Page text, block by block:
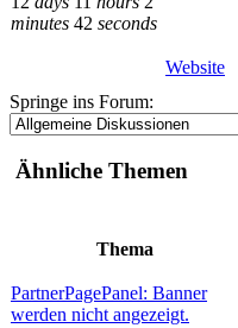
minutes 42 seconds
Website
Springe ins Forum:
Ähnliche Themen
Thema
PartnerPagePanel: Banner
werden nicht angezeigt.